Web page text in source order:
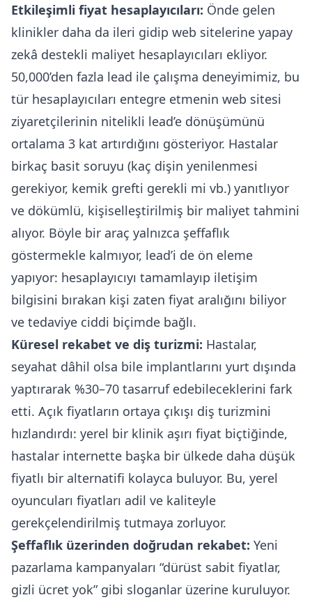
Etkileşimli fiyat hesaplayıcıları: Önde gelen
klinikler daha da ileri gidip web sitelerine yapay
zekâ destekli maliyet hesaplayıcıları ekliyor.
50,000’den fazla lead ile çalışma deneyimimiz, bu
tür hesaplayıcıları entegre etmenin web sitesi
ziyaretçilerinin nitelikli lead’e dönüşümünü
ortalama 3 kat artırdığını gösteriyor. Hastalar
birkaç basit soruyu (kaç dişin yenilenmesi
gerekiyor, kemik grefti gerekli mi vb.) yanıtlıyor
ve dökümlü, kişiselleştirilmiş bir maliyet tahmini
alıyor. Böyle bir araç yalnızca şeffaflık
göstermekle kalmıyor, lead’i de ön eleme
yapıyor: hesaplayıcıyı tamamlayıp iletişim
bilgisini bırakan kişi zaten fiyat aralığını biliyor
ve tedaviye ciddi biçimde bağlı.
Küresel rekabet ve diş turizmi: Hastalar,
seyahat dâhil olsa bile implantlarını yurt dışında
yaptırarak %30–70 tasarruf edebileceklerini fark
etti. Açık fiyatların ortaya çıkışı diş turizmini
hızlandırdı: yerel bir klinik aşırı fiyat biçtiğinde,
hastalar internette başka bir ülkede daha düşük
fiyatlı bir alternatifi kolayca buluyor. Bu, yerel
oyuncuları fiyatları adil ve kaliteyle
gerekçelendirilmiş tutmaya zorluyor.
Şeffaflık üzerinden doğrudan rekabet: Yeni
pazarlama kampanyaları “dürüst sabit fiyatlar,
gizli ücret yok” gibi sloganlar üzerine kuruluyor.